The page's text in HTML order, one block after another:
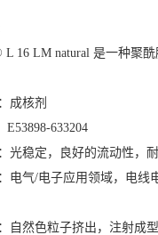
L 16 LM natural 是一种聚
成核剂
E53898-633204
光稳定，良好的流动性，
电气/电子应用领域，电线
自然色粒子挤出，注射成型